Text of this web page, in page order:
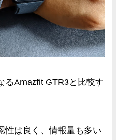
るAmazfit GTR3と比較す
性は良く、情報量も多い